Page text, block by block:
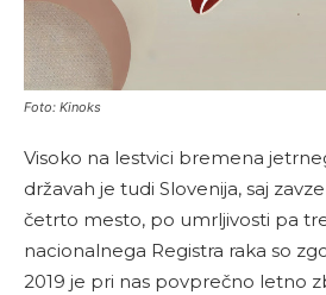
Foto: Kinoks
Visoko na lestvici bremena
državah je tudi Slovenija, saj
četrto mesto, po umrljivosti pa
nacionalnega Registra raka so
2019 je pri nas povprečno letno